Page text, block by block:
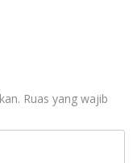
Ruas yang wajib